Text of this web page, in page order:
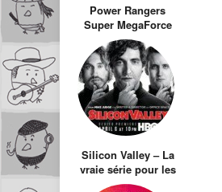
Power Rangers
Super MegaForce
rejoint enfin Super
Sentai Gokaiger
Silicon Valley – La
vraie série pour les
geeks (ou nerds ?)